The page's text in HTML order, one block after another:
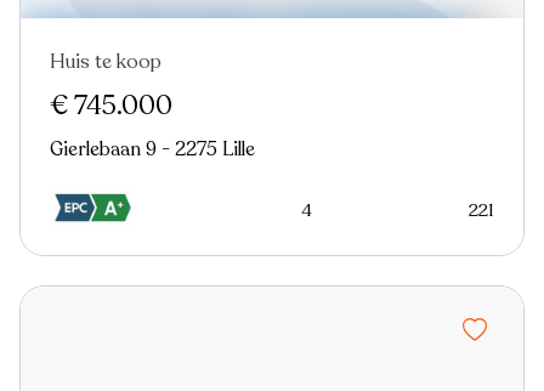
Virtual tour
Huis te koop
€ 745.000
Gierlebaan 9 - 2275 Lille
4 221